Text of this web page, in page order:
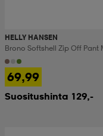
HELLY HANSEN
Brono Softshell Zip Off Pant
69,99
Suositushinta 129,-